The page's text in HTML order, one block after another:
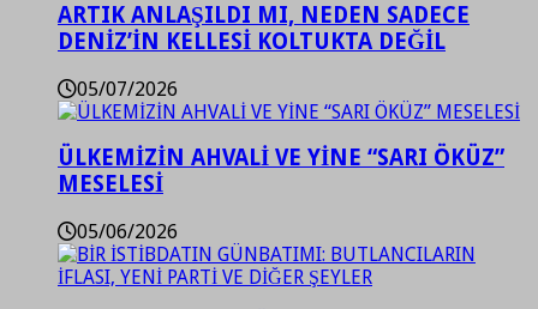
ARTIK ANLAŞILDI MI, NEDEN SADECE
DENİZ’İN KELLESİ KOLTUKTA DEĞİL
05/07/2026
ÜLKEMİZİN AHVALİ VE YİNE “SARI ÖKÜZ”
MESELESİ
05/06/2026